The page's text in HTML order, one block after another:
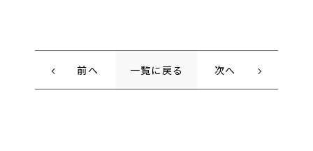
前へ 一覧に戻る 次へ